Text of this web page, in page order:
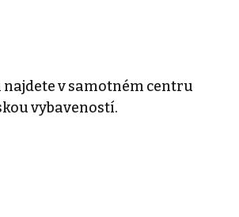
v samotném centru
vybaveností.